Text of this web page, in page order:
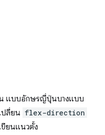
น แบบอักษรญี่ปุ่นบางแบบ
ปลี่ยน flex-direction
ขียนแนวตั้ง